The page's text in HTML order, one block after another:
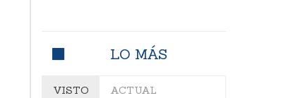
LO MÁS
VISTO ACTUAL